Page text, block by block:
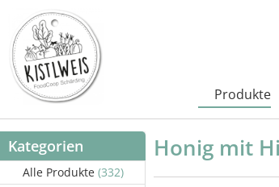
Produkte
Kategorien
Alle Produkte (332)
Honig mit